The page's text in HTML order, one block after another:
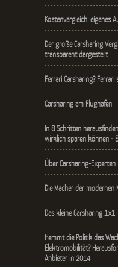
Kostenvergleich: eigenes
Der große Carsharing
transparent dargestellt
Ferrari Carsharing?
Carsharing am Flughafen
In 8 Schritten
wirklich sparen können -
Über Carsharing-Experten
Die Macher der
Das kleine Carsharing 1x1
Hemmt die Politik das
Elektromobilität?
Anbieter in 2014